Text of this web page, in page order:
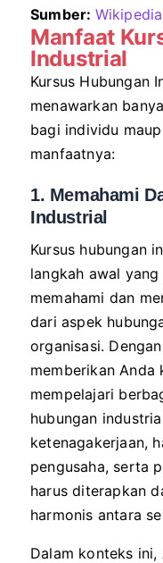
Sumber: Wikipedia
Manfaat
Industrial
Kursus Hubungan
menawarkan
bagi individu
manfaatnya:
1. Memahami
Industrial
Kursus hubungan
langkah awal
memahami dan
dari aspek
organisasi.
memberikan Anda
mempelajari
hubungan
ketenagakerjaan,
pengusaha, serta
harus diterapkan
harmonis antara
Dalam konteks ini,